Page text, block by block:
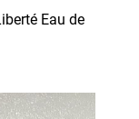
Eau de